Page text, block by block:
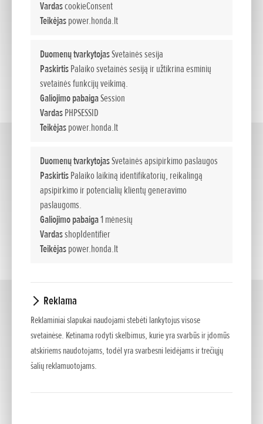
VardascookieConsent
Teikėjaspower.honda.lt
Duomenų tvarkytojasSvetainės sesija
PaskirtisPalaiko svetainės sesiją ir užtikrina esminių
svetainės funkcijų veikimą.
Galiojimo pabaigaSession
VardasPHPSESSID
Teikėjaspower.honda.lt
Duomenų tvarkytojasSvetainės apsipirkimo paslaugos
PaskirtisPalaiko laikiną identifikatorių, reikalingą
apsipirkimo ir potencialių klientų generavimo
paslaugoms.
Galiojimo pabaiga1 mėnesių
VardasshopIdentifier
Teikėjaspower.honda.lt
Reklama
Reklaminiai slapukai naudojami stebėti lankytojus visose
svetainėse. Ketinama rodyti skelbimus, kurie yra svarbūs ir įdomūs
atskiriems naudotojams, todėl yra svarbesni leidėjams ir trečiųjų
šalių reklamuotojams.
Žoliapjovės ir krūmapjovės